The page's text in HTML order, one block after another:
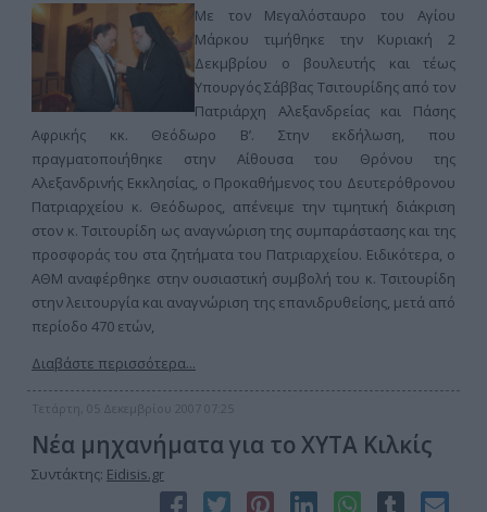
Με τον Μεγαλόσταυρο του Αγίου
Μάρκου τιμήθηκε την Κυριακή 2
Δεκμβρίου ο βουλευτής και τέως
Υπουργός Σάββας Τσιτουρίδης από τον
Πατριάρχη Αλεξανδρείας και Πάσης
Αφρικής κκ. Θεόδωρο Β’. Στην εκδήλωση, που
πραγματοποιήθηκε στην Αίθουσα του Θρόνου της
Αλεξανδρινής Εκκλησίας, ο Προκαθήμενος του Δευτερόθρονου
Πατριαρχείου κ. Θεόδωρος, απένειμε την τιμητική διάκριση
στον κ. Τσιτουρίδη ως αναγνώριση της συμπαράστασης και της
προσφοράς του στα ζητήματα του Πατριαρχείου. Ειδικότερα, ο
ΑΘΜ αναφέρθηκε στην ουσιαστική συμβολή του κ. Τσιτουρίδη
στην λειτουργία και αναγνώριση της επανιδρυθείσης, μετά από
περίοδο 470 ετών,
Διαβάστε περισσότερα...
Τετάρτη, 05 Δεκεμβρίου 2007 07:25
Νέα μηχανήματα για το ΧΥΤΑ Κιλκίς
Συντάκτης: Eidisis.gr